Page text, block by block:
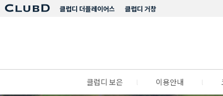
클럽디 거창
클럽디 더플레이어스
클럽디 보은 이용안내